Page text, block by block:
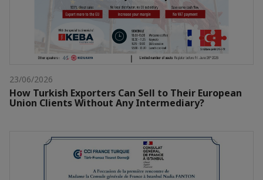
23/06/2026
How Turkish Exporters Can Sell to Their European
Union Clients Without Any Intermediary?